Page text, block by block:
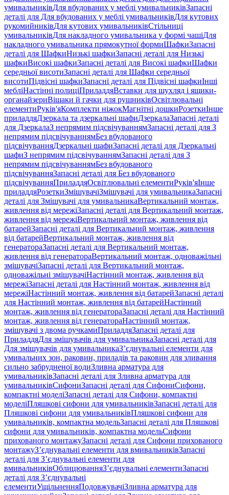
умивальниківДля вбудованих у меблі умивальниківЗапасні
деталі для Для вбудованих у меблі умивальниківДля кутових
рукомийниківДля кутових умивальниківСтільниці
умивальниківДля накладного умивальника у формі чашіДля
накладного умивальника прямокутної формиШафкиЗапасні
деталі для ШафкиНизькі шафкиЗапасні деталі для Низькі
шафкиВисокі шафкиЗапасні деталі для Високі шафкиШафки
середньої висотиЗапасні деталі для Шафки середньої
висотиПідвісні шафкиЗапасні деталі для Підвісні шафкиІнші
мебліНастінні полиціПриладдяВставки для шухляд і ящики-
органайзериВішаки й гачки для рушниківОсвітлювальні
елементиРуків'яКомплекти ніжокМагнітні дошкиРозеткиІнше
приладдяДзеркала та дзеркальні шафиДзеркалаЗапасні деталі
для ДзеркалаЗ непрямим підсвічуваннямЗапасні деталі для З
непрямим підсвічуваннямБез вбудованого
підсвічуванняДзеркальні шафиЗапасні деталі для Дзеркальні
шафиЗ непрямим підсвічуваннямЗапасні деталі для З
непрямим підсвічуваннямБез вбудованого
підсвічуванняЗапасні деталі для Без вбудованого
підсвічуванняПриладдяОсвітлювальні елементиРуків'яІнше
приладдяРозеткиЗмішувачіЗмішувачі для умивальникаЗапасні
деталі для Змішувачі для умивальникаВертикальний монтаж,
живлення від мережіЗапасні деталі для Вертикальний монтаж,
живлення від мережіВертикальний монтаж, живлення від
батарейЗапасні деталі для Вертикальний монтаж, живлення
від батарейВертикальний монтаж, живлення від
генератораЗапасні деталі для Вертикальний монтаж,
живлення від генератораВертикальний монтаж, одноважільні
змішувачіЗапасні деталі для Вертикальний монтаж,
одноважільні змішувачіНастінний монтаж, живлення від
мережіЗапасні деталі для Настінний монтаж, живлення від
мережіНастінний монтаж, живлення від батарейЗапасні деталі
для Настінний монтаж, живлення від батарейНастінний
монтаж, живлення від генератораЗапасні деталі для Настінний
монтаж, живлення від генератораНастінний монтаж,
змішувачі з двома ручкамиПриладдяЗапасні деталі для
ПриладдяДля змішувачів для умивальникаЗапасні деталі для
Для змішувачів для умивальникаЗ’єднувальні елементи для
умивальних зон, раковин, приладів та раковин для зливання
сильно забрудненої водиЗливна арматура для
умивальниківЗапасні деталі для Зливна арматура для
умивальниківСифониЗапасні деталі для СифониСифони,
компактні моделіЗапасні деталі для Сифони, компактні
моделіПляшкові сифони для умивальниківЗапасні деталі для
Пляшкові сифони для умивальниківПляшкові сифони для
умивальників, компактна модельЗапасні деталі для Пляшкові
сифони для умивальників, компактна модельСифони
прихованого монтажуЗапасні деталі для Сифони прихованого
монтажуЗ’єднувальні елементи для вмивальниківЗапасні
деталі для З’єднувальні елементи для
вмивальниківОблицюванняЗ’єднувальні елементиЗапасні
деталі для З’єднувальні
елементиУщільненняПодовжувачіЗливна арматура для